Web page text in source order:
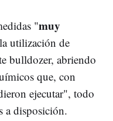
"muy
utilización de
bulldozer, abriendo
que, con
ejecutar", todo
a disposición.